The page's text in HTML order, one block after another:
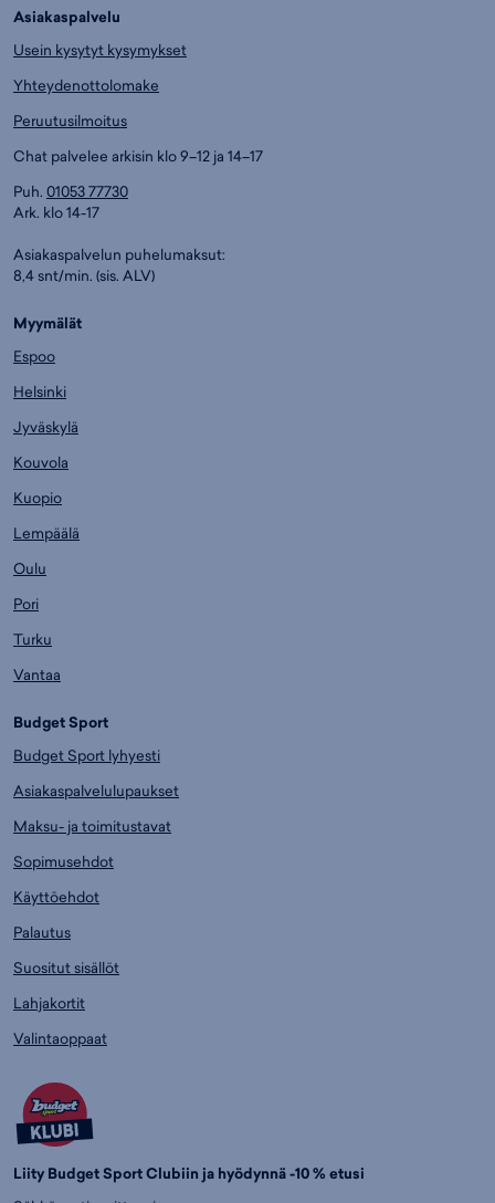
Asiakaspalvelu
Usein kysytyt kysymykset
Yhteydenottolomake
Peruutusilmoitus
Chat palvelee arkisin klo 9–12 ja 14–17
Puh. 01053 77730
Ark. klo 14-17
Asiakaspalvelun puhelumaksut:
8,4 snt/min. (sis. ALV)
Myymälät
Espoo
Helsinki
Jyväskylä
Kouvola
Kuopio
Lempäälä
Oulu
Pori
Turku
Vantaa
Budget Sport
Budget Sport lyhyesti
Asiakaspalvelulupaukset
Maksu- ja toimitustavat
Sopimusehdot
Käyttöehdot
Palautus
Suositut sisällöt
Lahjakortit
Valintaoppaat
Liity Budget Sport Clubiin ja hyödynnä -10 % etusi